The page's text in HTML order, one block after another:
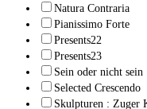
Natura Contraria
Pianissimo Forte
Presents22
Presents23
Sein oder nicht sein
Selected Crescendo
Skulpturen : Zuger